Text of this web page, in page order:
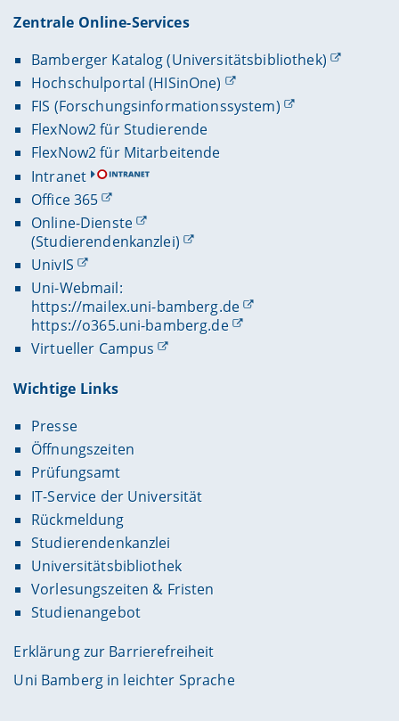
Zentrale Online-Services
Bamberger Katalog (Universitätsbibliothek)
Hochschulportal (HISinOne)
FIS (Forschungsinformationssystem)
FlexNow2 für Studierende
FlexNow2 für Mitarbeitende
Intranet
Office 365
Online-Dienste
(Studierendenkanzlei)
UnivIS
Uni-Webmail:
https://mailex.uni-bamberg.de
https://o365.uni-bamberg.de
Virtueller Campus
Wichtige Links
Presse
Öffnungszeiten
Prüfungsamt
IT-Service der Universität
Rückmeldung
Studierendenkanzlei
Universitätsbibliothek
Vorlesungszeiten & Fristen
Studienangebot
Erklärung zur Barrierefreiheit
Uni Bamberg in leichter Sprache